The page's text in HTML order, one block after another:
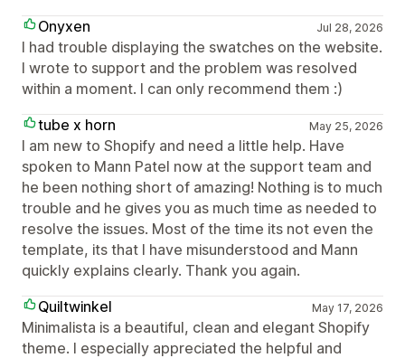
Onyxen Jul 28, 2026
I had trouble displaying the swatches on the website.
I wrote to support and the problem was resolved
within a moment. I can only recommend them :)
tube x horn
May 25, 2026
I am new to Shopify and need a little help. Have
spoken to Mann Patel now at the support team and
he been nothing short of amazing! Nothing is to much
trouble and he gives you as much time as needed to
resolve the issues. Most of the time its not even the
template, its that I have misunderstood and Mann
quickly explains clearly. Thank you again.
Quiltwinkel
May 17, 2026
Minimalista is a beautiful, clean and elegant Shopify
theme. I especially appreciated the helpful and